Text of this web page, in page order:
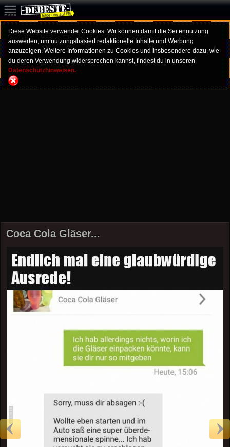
Diese Website verwendet Cookies. Wir können damit die Seitennutzung
auswerten, um nutzungsbasiert redaktionelle Inhalte und Werbung
anzuzeigen. Weitere Informationen zu Cookies und insbesondere dazu, wie
du deren Verwendung widersprechen kannst, findest du in unseren
Datenschutzhinweisen.
Coca Cola Gläser...